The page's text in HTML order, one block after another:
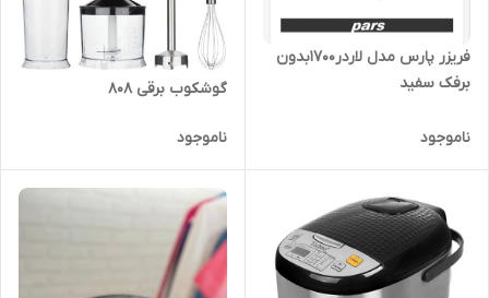
فریزر پارس مدل لاردر1700بدون
برفک سفید
ناموجود
گوشکوب برقی 808
ناموجود